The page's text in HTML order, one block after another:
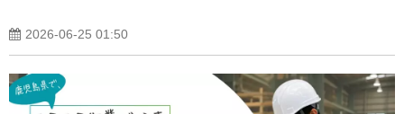
2026-06-25 01:50